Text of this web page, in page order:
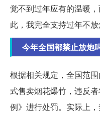
觉不到过年应有的温暖
此，我完全支持过年不放
今年全国都禁止放炮
根据相关规定，全国范
式售卖烟花爆竹，违反
例》进行处罚。实际上